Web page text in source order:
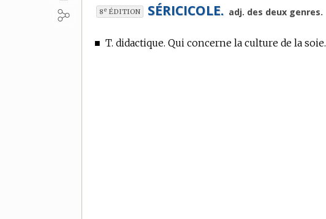
8e ÉDITION SÉRICICOLE. adj. des deux genres.
■ T. didactique. Qui concerne la culture de la soie.